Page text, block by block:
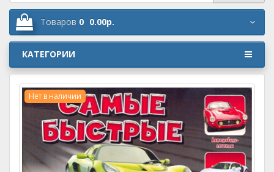
Товаров 0 0.00р.
КАТЕГОРИИ
Нет в наличии